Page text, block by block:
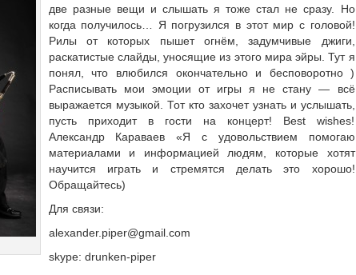
две разные вещи и слышать я тоже стал не сразу. Но
когда получилось… Я погрузился в этот мир с головой!
Рилы от которых пышет огнём, задумчивые джиги,
раскатистые слайды, уносящие из этого мира эйры. Тут я
понял, что влюбился окончательно и бесповоротно )
Расписывать мои эмоции от игры я не стану — всё
выражается музыкой. Тот кто захочет узнать и услышать,
пусть приходит в гости на концерт! Best wishes!
Александр Караваев «Я с удовольствием помогаю
материалами и информацией людям, которые хотят
научится играть и стремятся делать это хорошо!
Обращайтесь)
Для связи:
alexander.piper@gmail.com
skype: drunken-piper